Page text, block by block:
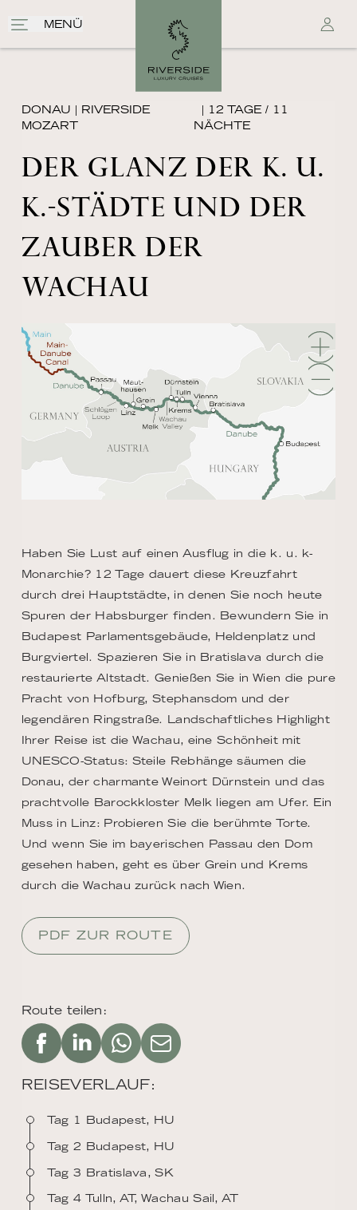
MENÜ
DONAU | RIVERSIDE
MOZART
| 12 TAGE / 11
NÄCHTE
DER GLANZ DER K. U.
K.-STÄDTE UND DER
ZAUBER DER
WACHAU
Route teilen:
REISEVERLAUF:
Tag 1 Budapest, HU
Tag 2 Budapest, HU
Tag 3 Bratislava, SK
Tag 4 Tulln, AT, Wachau Sail, AT
Haben Sie Lust auf einen Ausflug in die k. u. k-
Monarchie? 12 Tage dauert diese Kreuzfahrt
durch drei Hauptstädte, in denen Sie noch heute
Spuren der Habsburger finden. Bewundern Sie in
Budapest Parlamentsgebäude, Heldenplatz und
Burgviertel. Spazieren Sie in Bratislava durch die
restaurierte Altstadt. Genießen Sie in Wien die pure
Pracht von Hofburg, Stephansdom und der
legendären Ringstraße. Landschaftliches Highlight
Ihrer Reise ist die Wachau, eine Schönheit mit
UNESCO-Status: Steile Rebhänge säumen die
Donau, der charmante Weinort Dürnstein und das
prachtvolle Barockkloster Melk liegen am Ufer. Ein
Muss in Linz: Probieren Sie die berühmte Torte.
Und wenn Sie im bayerischen Passau den Dom
gesehen haben, geht es über Grein und Krems
durch die Wachau zurück nach Wien.
PDF ZUR ROUTE